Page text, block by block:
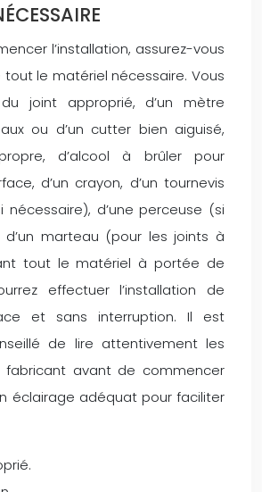
l’installation, assurez-vous
le matériel nécessaire. Vous
joint approprié, d’un mètre
ou d’un cutter bien aiguisé,
d’alcool à brûler pour
d’un crayon, d’un tournevis
d’une perceuse (si
marteau (pour les joints à
tout le matériel à portée de
effectuer l’installation de
et sans interruption. Il est
de lire attentivement les
fabricant avant de commencer
éclairage adéquat pour faciliter